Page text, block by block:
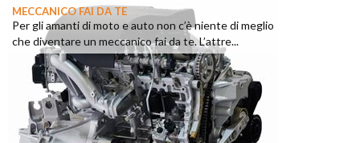
MECCANICO FAI DA TE
Per gli amanti di moto e auto non c’è niente di meglio
che diventare un meccanico fai da te. L’attre...